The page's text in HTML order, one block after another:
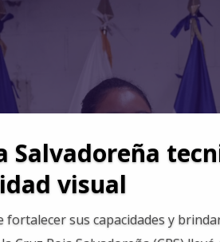
Salvadoreña
visual
fortalecer sus capacidades y